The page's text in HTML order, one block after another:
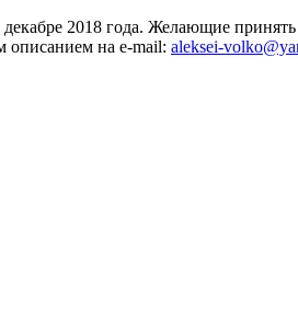
2018 года. Желающие
описанием на e-mail: aleksei-